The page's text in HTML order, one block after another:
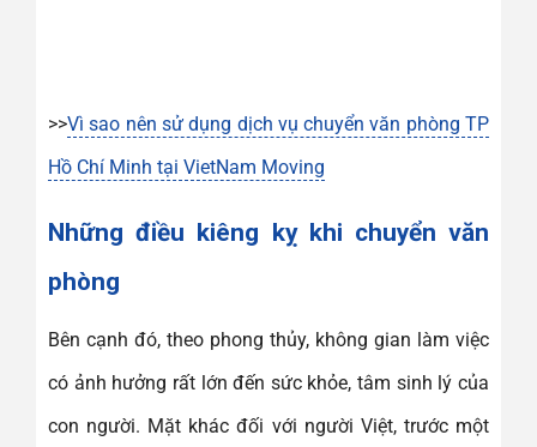
>>Vì sao nên sử dụng dịch vụ chuyển văn phòng TP
Hồ Chí Minh tại VietNam Moving
Những điều kiêng kỵ khi chuyển văn
phòng
Bên cạnh đó, theo phong thủy, không gian làm việc
có ảnh hưởng rất lớn đến sức khỏe, tâm sinh lý của
con người. Mặt khác đối với người Việt, trước một